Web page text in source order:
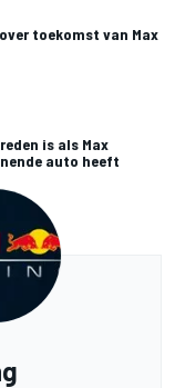
toekomst van Max
is als Max
auto heeft